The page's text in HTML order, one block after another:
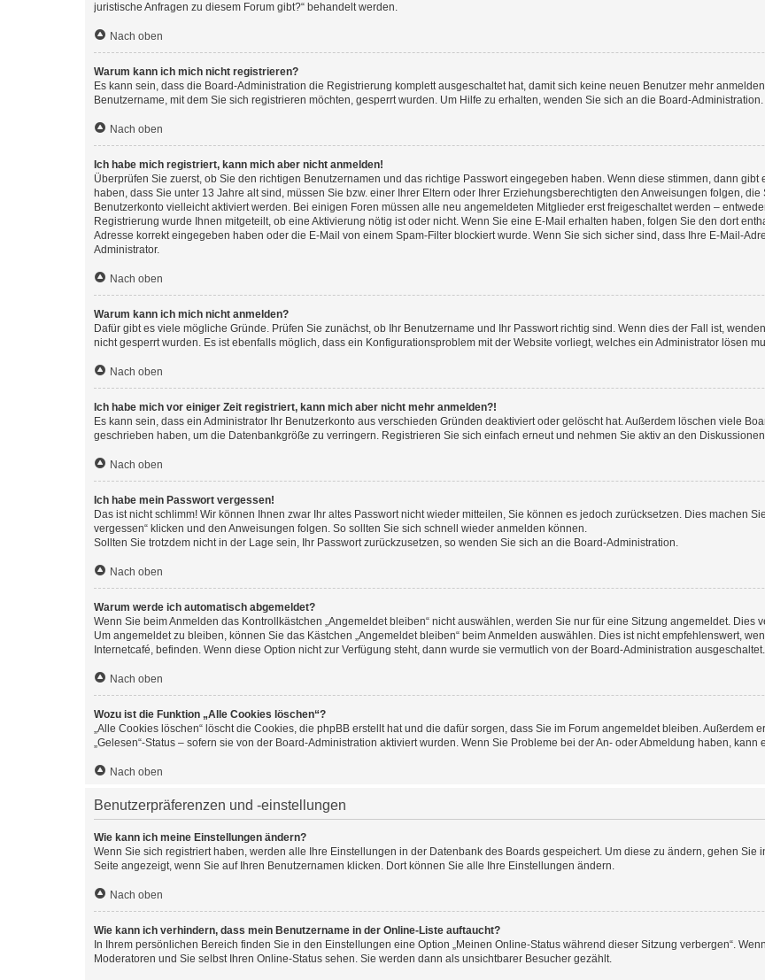
juristische Anfragen zu diesem Forum gibt?“ behandelt werden.
Nach oben
Warum kann ich mich nicht registrieren?
Es kann sein, dass die Board-Administration die Registrierung komplett ausgeschaltet hat, damit sich keine neuen Benutzer mehr
Benutzername, mit dem Sie sich registrieren möchten, gesperrt wurden. Um Hilfe zu erhalten, wenden Sie sich an die Board-Administration.
Nach oben
Ich habe mich registriert, kann mich aber nicht anmelden!
Überprüfen Sie zuerst, ob Sie den richtigen Benutzernamen und das richtige Passwort eingegeben haben. Wenn diese stimmen, dann gibt
haben, dass Sie unter 13 Jahre alt sind, müssen Sie bzw. einer Ihrer Eltern oder Ihrer Erziehungsberechtigten den Anweisungen folgen,
Benutzerkonto vielleicht aktiviert werden. Bei einigen Foren müssen alle neu angemeldeten Mitglieder erst freigeschaltet werden –
Registrierung wurde Ihnen mitgeteilt, ob eine Aktivierung nötig ist oder nicht. Wenn Sie eine E-Mail erhalten haben, folgen Sie den dort
Adresse korrekt eingegeben haben oder die E-Mail von einem Spam-Filter blockiert wurde. Wenn Sie sich sicher sind, dass Ihre E-Mail-
Administrator.
Nach oben
Warum kann ich mich nicht anmelden?
Dafür gibt es viele mögliche Gründe. Prüfen Sie zunächst, ob Ihr Benutzername und Ihr Passwort richtig sind. Wenn dies der Fall ist,
nicht gesperrt wurden. Es ist ebenfalls möglich, dass ein Konfigurationsproblem mit der Website vorliegt, welches ein Administrator lösen
Nach oben
Ich habe mich vor einiger Zeit registriert, kann mich aber nicht mehr anmelden?!
Es kann sein, dass ein Administrator Ihr Benutzerkonto aus verschieden Gründen deaktiviert oder gelöscht hat. Außerdem löschen viele
geschrieben haben, um die Datenbankgröße zu verringern. Registrieren Sie sich einfach erneut und nehmen Sie aktiv an den
Nach oben
Ich habe mein Passwort vergessen!
Das ist nicht schlimm! Wir können Ihnen zwar Ihr altes Passwort nicht wieder mitteilen, Sie können es jedoch zurücksetzen. Dies machen
vergessen“ klicken und den Anweisungen folgen. So sollten Sie sich schnell wieder anmelden können.
Sollten Sie trotzdem nicht in der Lage sein, Ihr Passwort zurückzusetzen, so wenden Sie sich an die Board-Administration.
Nach oben
Warum werde ich automatisch abgemeldet?
Wenn Sie beim Anmelden das Kontrollkästchen „Angemeldet bleiben“ nicht auswählen, werden Sie nur für eine Sitzung angemeldet.
Um angemeldet zu bleiben, können Sie das Kästchen „Angemeldet bleiben“ beim Anmelden auswählen. Dies ist nicht empfehlenswert,
Internetcafé, befinden. Wenn diese Option nicht zur Verfügung steht, dann wurde sie vermutlich von der Board-Administration ausgeschaltet.
Nach oben
Wozu ist die Funktion „Alle Cookies löschen“?
„Alle Cookies löschen“ löscht die Cookies, die phpBB erstellt hat und die dafür sorgen, dass Sie im Forum angemeldet bleiben.
„Gelesen“-Status – sofern sie von der Board-Administration aktiviert wurden. Wenn Sie Probleme bei der An- oder Abmeldung haben,
Nach oben
Benutzerpräferenzen und -einstellungen
Wie kann ich meine Einstellungen ändern?
Wenn Sie sich registriert haben, werden alle Ihre Einstellungen in der Datenbank des Boards gespeichert. Um diese zu ändern, gehen Sie
Seite angezeigt, wenn Sie auf Ihren Benutzernamen klicken. Dort können Sie alle Ihre Einstellungen ändern.
Nach oben
Wie kann ich verhindern, dass mein Benutzername in der Online-Liste auftaucht?
In Ihrem persönlichen Bereich finden Sie in den Einstellungen eine Option „Meinen Online-Status während dieser Sitzung verbergen“.
Moderatoren und Sie selbst Ihren Online-Status sehen. Sie werden dann als unsichtbarer Besucher gezählt.